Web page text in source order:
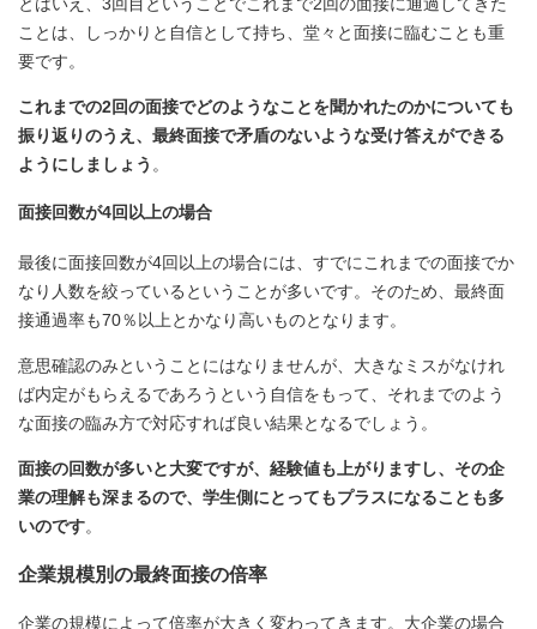
ことは、しっかりと自信として持ち、堂々と面接に臨むことも重
要です。
これまでの2回の面接でどのようなことを聞かれたのかについても
振り返りのうえ、最終面接で矛盾のないような受け答えができる
ようにしましょう 。
面接回数が4回以上の場合
最後に面接回数が4回以上の場合には、すでにこれまでの面接でか
なり人数を絞っているということが多いです。そのため、最終面
接通過率も70％以上とかなり高いものとなります。
意思確認のみということにはなりませんが、大きなミスがなけれ
ば内定がもらえるであろうという自信をもって、それまでのよう
な面接の臨み方で対応すれば良い結果となるでしょう。
面接の回数が多いと大変ですが、経験値も上がりますし、その企
業の理解も深まるので、学生側にとってもプラスになることも多
いのです。
企業規模別の最終面接の倍率
企業の規模によって倍率が大きく変わってきます。大企業の場合